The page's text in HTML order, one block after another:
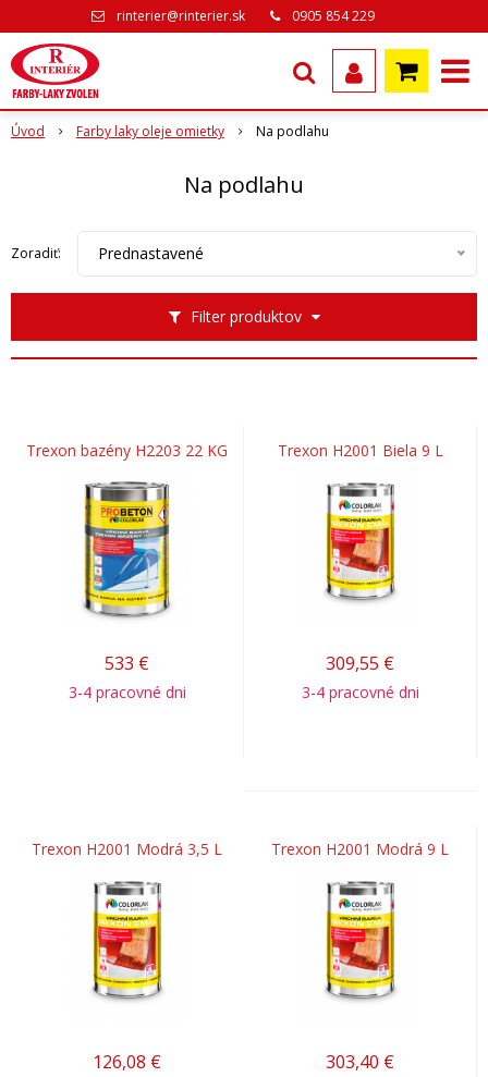
rinterier@rinterier.sk 0905 854 229
Úvod Farby laky oleje omietky Na podlahu
Na podlahu
Filter produktov
Zoradiť: Prednastavené
Trexon bazény H2203 22 KG
533 €
3-4 pracovné dni
Trexon H2001 Biela 9 L
309,55 €
3-4 pracovné dni
Trexon H2001 Modrá 3,5 L
126,08 €
Trexon H2001 Modrá 9 L
303,40 €